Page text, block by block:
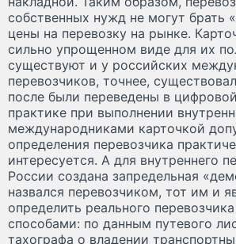
собственных нужд не могут брать
цены на перевозку на рынке.
сильно упрощенном виде для их
существуют и у российских
перевозчиков, точнее,
после были переведены в
практике при выполнении
международниками карточкой
определения перевозчика
интересуется. А для внутреннего
России создана запредельная
назвался перевозчиком, тот им и
определить реального
способами: по данным путевого
тахографа о владении